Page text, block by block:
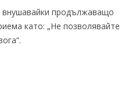
внушавайки продължаващо
като: „Не позволявайте